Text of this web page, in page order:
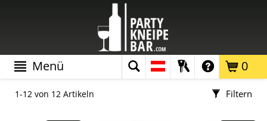
0
Menü
Filtern
1-12 von 12 Artikeln